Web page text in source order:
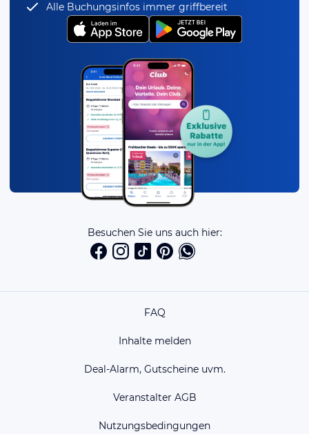
Alle Buchungsinfos immer griffbereit
Besuchen Sie uns auch hier:
FAQ
Inhalte melden
Deal-Alarm, Gutscheine uvm.
Veranstalter AGB
Nutzungsbedingungen